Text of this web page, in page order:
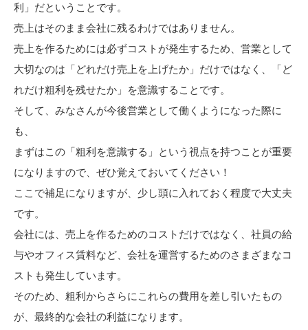
利」だということです。
売上はそのまま会社に残るわけではありません。
売上を作るためには必ずコストが発生するため、営業として
大切なのは「どれだけ売上を上げたか」だけではなく、「ど
れだけ粗利を残せたか」を意識することです。
そして、みなさんが今後営業として働くようになった際に
も、
まずはこの「粗利を意識する」という視点を持つことが重要
になりますので、ぜひ覚えておいてください！
ここで補足になりますが、少し頭に入れておく程度で大丈夫
です。
会社には、売上を作るためのコストだけではなく、社員の給
与やオフィス賃料など、会社を運営するためのさまざまなコ
ストも発生しています。
そのため、粗利からさらにこれらの費用を差し引いたもの
が、最終的な会社の利益になります。